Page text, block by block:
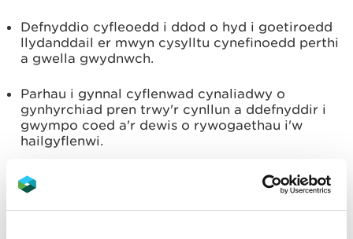
Defnyddio cyfleoedd i ddod o hyd i goetiroedd
llydanddail er mwyn cysylltu cynefinoedd perthi
a gwella gwydnwch.
Parhau i gynnal cyflenwad cynaliadwy o
gynhyrchiad pren trwy'r cynllun a ddefnyddir i
gwympo coed a'r dewis o rywogaethau i'w
hailgyflenwi.
Defnyddio'r rhwydwaith ffordd, marchogaeth a
pharth glannau'r afon presennol er budd
bioamrywiaeth, trwy greu cysylltiadau â